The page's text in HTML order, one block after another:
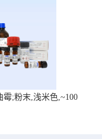
霉;粉末,浅米色,~100